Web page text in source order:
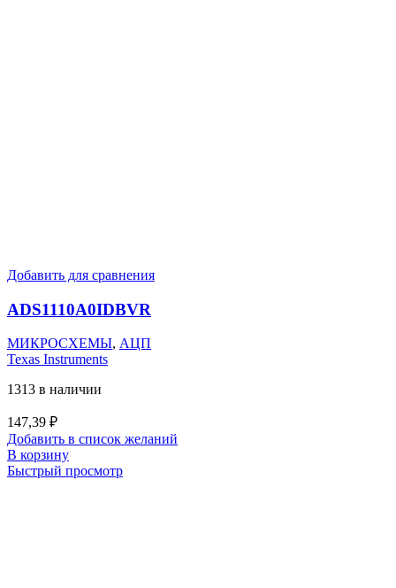
Добавить для сравнения
ADS1110A0IDBVR
МИКРОСХЕМЫ, АЦП
Texas Instruments
1313 в наличии
147,39 ₽
Добавить в список желаний
В корзину
Быстрый просмотр